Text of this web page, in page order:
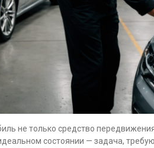
не только средство
состоянии — задача,